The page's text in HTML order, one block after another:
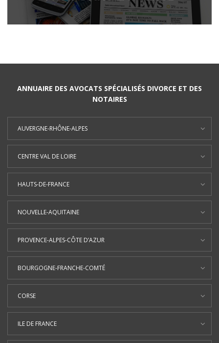
ANNUAIRE DES AVOCATS SPÉCIALISÉS DIVORCE ET DES
NOTAIRES
AUVERGNE-RHÔNE-ALPES
CENTRE VAL DE LOIRE
HAUTS-DE-FRANCE
NOUVELLE-AQUITAINE
PROVENCE-ALPES-CÔTE D’AZUR
BOURGOGNE-FRANCHE-COMTÉ
CORSE
ILE DE FRANCE